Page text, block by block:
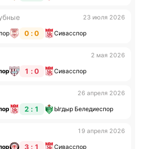
23 июля 2026
0 : 0 Сивасспор
2 мая 2026
1 : 0 Сивасспор
26 апреля 2026
2 : 1 Ыгдыр Беледиеспор
19 апреля 2026
3 : 1 Сивасспор